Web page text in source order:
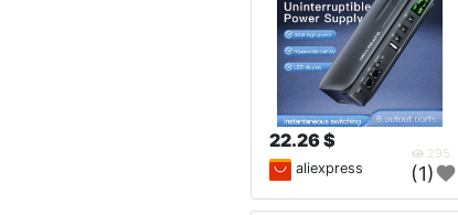
22.26 $
295
aliexpress (1)